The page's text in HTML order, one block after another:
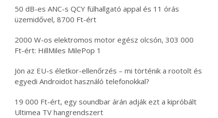
50 dB-es ANC-s QCY fülhallgató appal és 11 órás
üzemidővel, 8700 Ft-ért
2000 W-os elektromos motor egész olcsón, 303 000
Ft-ért: HillMiles MilePop 1
Jön az EU-s életkor-ellenőrzés – mi történik a rootolt és
egyedi Androidot használó telefonokkal?
19 000 Ft-ért, egy soundbar árán adják ezt a kipróbált
Ultimea TV hangrendszert